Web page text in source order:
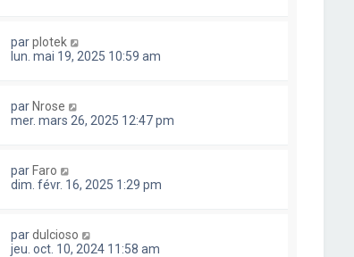
parplotek
lun. mai 19, 2025 10:59 am
par Nrose
mer. mars 26, 2025 12:47 pm
par Faro
dim. févr. 16, 2025 1:29 pm
pardulcioso
jeu. oct. 10, 2024 11:58 am